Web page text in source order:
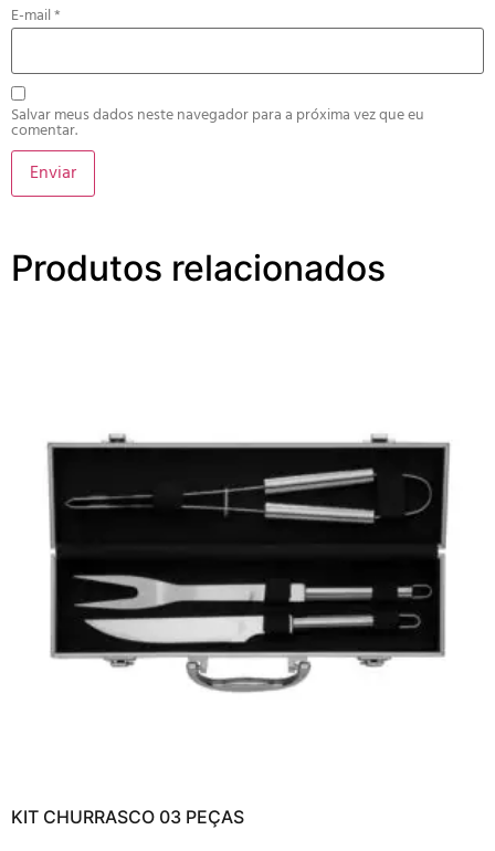
E-mail*
Salvar meus dados neste navegador para a próxima vez que eu
comentar.
Produtos relacionados
KIT CHURRASCO 03 PEÇAS